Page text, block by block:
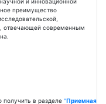
преимущество
отвечающей современным
в разделе "Приемная